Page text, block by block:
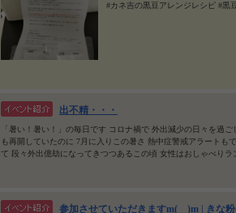
#カネ吉の黒豆アレンジレシピ #黒
出不精・・・
「暑い！暑い！」の毎日です コロナ禍で 外出減少の日々を過
も再開していたのに 7月に入りこの暑さ 熱中症警戒アラートも
て 段々外出億劫になってきつつあるこの頃 女性はおしゃべり
参加させていただきますm(__)m | きな